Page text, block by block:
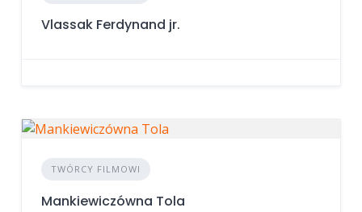
Vlassak Ferdynand jr.
TWÓRCY FILMOWI
Mankiewiczówna Tola